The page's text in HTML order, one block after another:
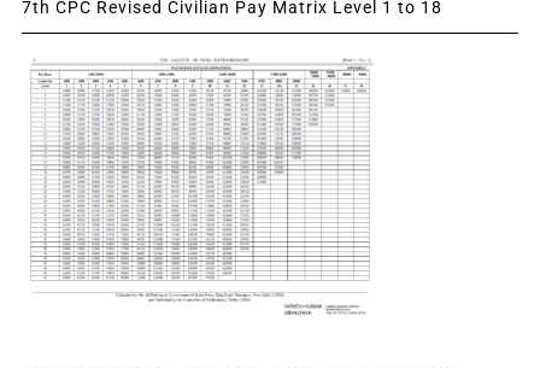
7th CPC Revised Civilian Pay Matrix Level 1 to 18